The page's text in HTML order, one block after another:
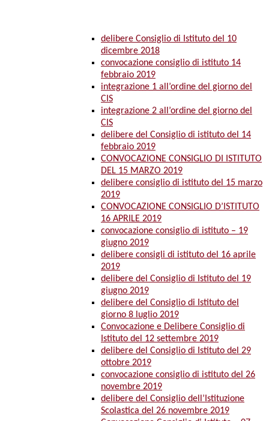
delibere Consiglio di Istituto del 10
dicembre 2018
convocazione consiglio di istituto 14
febbraio 2019
integrazione 1 all’ordine del giorno del
CIS
integrazione 2 all’ordine del giorno del
CIS
delibere del Consiglio di istituto del 14
febbraio 2019
CONVOCAZIONE CONSIGLIO DI ISTITUTO
DEL 15 MARZO 2019
delibere consiglio di istituto del 15 marzo
2019
CONVOCAZIONE CONSIGLIO D’ISTITUTO
16 APRILE 2019
convocazione consiglio di istituto – 19
giugno 2019
delibere consigli di istituto del 16 aprile
2019
delibere del Consiglio di Istituto del 19
giugno 2019
delibere del Consiglio di Istituto del
giorno 8 luglio 2019
Convocazione e Delibere Consiglio di
Istituto del 12 settembre 2019
delibere del Consiglio di Istituto del 29
ottobre 2019
convocazione consiglio di istituto del 26
novembre 2019
delibere del Consiglio dell’Istituzione
Scolastica del 26 novembre 2019